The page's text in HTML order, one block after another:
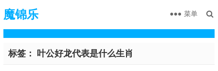
魔锦乐 菜单
标签： 叶公好龙代表是什么生肖